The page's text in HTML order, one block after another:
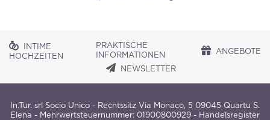
INTIME
HOCHZEITEN
PRAKTISCHE
INFORMATIONEN
ANGEBOTE
NEWSLETTER
In.Tur. srl Socio Unico - Rechtssitz Via Monaco, 5 09045 Quartu S.
Elena - Mehrwertsteuernummer: 01900800929 - Handelsregister